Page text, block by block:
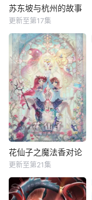
苏东坡与杭州的故事
更新至第17集
花仙子之魔法香对论
更新至第21集